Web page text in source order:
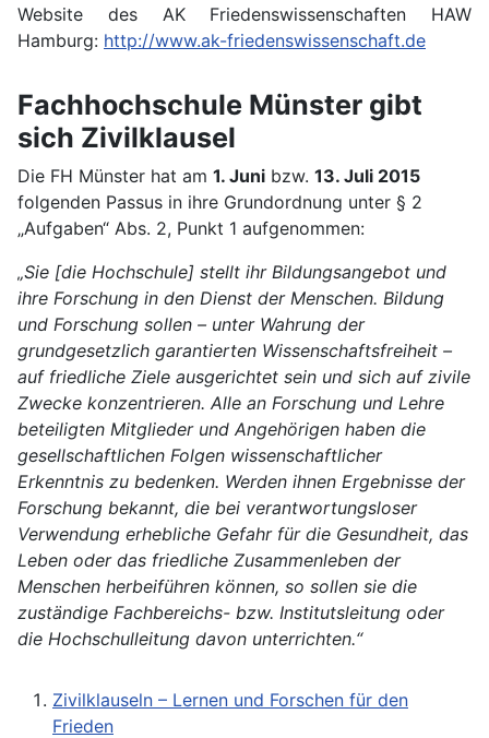
Website des AK Friedenswissenschaften HAW
Hamburg: http://www.ak-friedenswissenschaft.de
Fachhochschule Münster gibt
sich Zivilklausel
Die FH Münster hat am 1. Juni bzw. 13. Juli 2015
folgenden Passus in ihre Grundordnung unter § 2
„Aufgaben“ Abs. 2, Punkt 1 aufgenommen:
„Sie [die Hochschule] stellt ihr Bildungsangebot und
ihre Forschung in den Dienst der Menschen. Bildung
und Forschung sollen – unter Wahrung der
grundgesetzlich garantierten Wissenschaftsfreiheit –
auf friedliche Ziele ausgerichtet sein und sich auf zivile
Zwecke konzentrieren. Alle an Forschung und Lehre
beteiligten Mitglieder und Angehörigen haben die
gesellschaftlichen Folgen wissenschaftlicher
Erkenntnis zu bedenken. Werden ihnen Ergebnisse der
Forschung bekannt, die bei verantwortungsloser
Verwendung erhebliche Gefahr für die Gesundheit, das
Leben oder das friedliche Zusammenleben der
Menschen herbeiführen können, so sollen sie die
zuständige Fachbereichs- bzw. Institutsleitung oder
die Hochschulleitung davon unterrichten.“
Zivilklauseln – Lernen und Forschen für den
Frieden